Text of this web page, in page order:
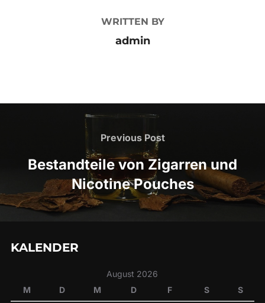
WRITTEN BY
admin
Beitragsnavigation
Previous
Post
Previous Post
Bestandteile von Zigarren und
Nicotine Pouches
KALENDER
August 2026
M
D M D F S S